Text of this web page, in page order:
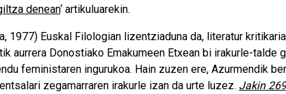
denean‘ artikuluarekin.
1977) Euskal Filologian lizentziaduna da, literatur
aurrera Donostiako Emakumeen Etxean bi irakurle-talde
feministaren ingurukoa. Hain zuzen ere, Azurmendik
zegamarraren irakurle izan da urte luzez. Jakin